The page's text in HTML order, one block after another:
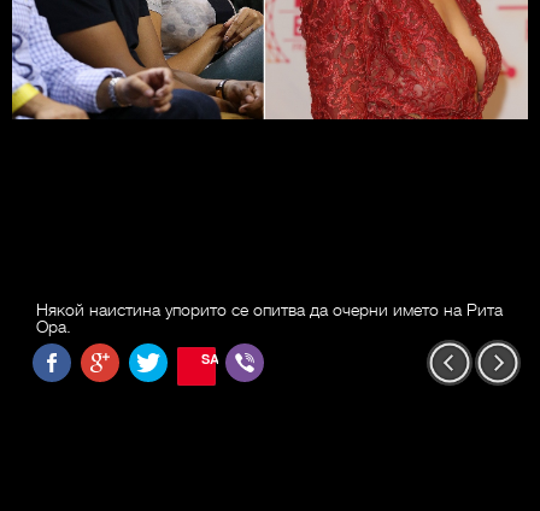
Някой наистина упорито се опитва да очерни името на Рита
Ора.
SAVE